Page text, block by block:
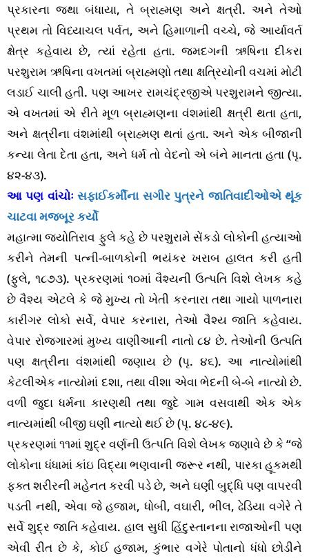
પ્રકારના જથા બંધાયા, તે બ્રાહ્મણ અને ક્ષત્રી. અને તેઓ
પ્રથમ તો વિધ્યાચલ પર્વત, અને હિમાળાની વચ્ચે, જે આર્યાવર્ત
ક્ષેત્ર કહેવાય છે, ત્યાં રહેતા હતા. જમદગની ઋષિના દીકરા
પરશુરામ ઋષિના વખતમાં બ્રાહ્મણો તથા ક્ષત્રિયોની વચમાં મોટી
લડાઈ ચાલી હતી. પણ આખર રામચંદ્રજીએ પરશુરામને જીત્યા.
એ વખતમાં એ રીતે મૂળ બ્રાહ્મણના વંશમાંથી ક્ષત્રી થતા હતા,
અને ક્ષત્રીના વંશમાંથી બ્રાહ્મણ થતાં હતા. અને એક બીજાની
કન્યા લેતા દેતા હતા, અને ધર્મ તો વેદનો એ બંને માનતા હતા (પૃ.
૪૨-૪૩).
આ પણ વાંચોઃસફાઈકર્મીના સગીર પુત્રને જાતિવાદીઓએ થૂંક
ચાટવા મજબૂર કર્યો
મહાત્મા જ્યોતિરાવ ફુલે કહે છે પરશુરામે સેંકડો લોકોની હત્યાઓ
કરીને તેમની પત્ની-બાળકોની ભયંકર ખરાબ હાલત કરી હતી
(ફુલે, ૧૮૭૩). પ્રકરણમાં ૧૦માં વૈશ્યની ઉત્પતિ વિશે લેખક કહે
છે વૈશ્ય એટલે કે જે મુખ્ય તો ખેતી કરનારા તથા ગાયો પાળનારા
કારીગર લોકો સર્વે, વેપાર કરનારા, તેઓ વૈશ્ય જાતિ કહેવાય.
વેપાર રોજગારમાં મુખ્ય વાણીઆની નાતો ૮૪ છે. તેઓની ઉત્પતિ
પણ ક્ષત્રીના વંશમાંથી જણાય છે (પૃ. ૪૬). આ નાત્યોમાંથી
કેટલીએક નાત્યોમાં દશા, તથા વીશા એવા ભેદની બે-બે નાત્યો છે.
વળી જુદા ધર્મના કારણથી તથા જુદે ગામ વસવાથી એક એક
નાત્યમાંથી બીજી ઘણી નાત્યો થઈ છે (પૃ. ૪૮-૪૯).
પ્રકરણમાં ૧૧માં શુદ્ર વર્ણની ઉત્પતિ વિશે લેખક જણાવે છે કે “જે
લોકોના ધંધામાં કાંઇ વિદ્યા ભણવાની જરૂર નથી, પારકા હૂકમથી
ફક્ત શરીરની મહેનત કરવી પડે છે, અને ઘણી બુદ્ધિ પણ વાપરવી
પડતી નથી, એવા જે હજામ, ધોબી, વઘારી, ભીલ, ઢેડિયા વગેરે તે
સર્વે શુદ્ર જાતિ કહેવાય. હાલ સુધી હિંદુસ્તાનના રાજાઓની પણ
એવી રીત છે કે, કોઈ હજામ, કુંભાર વગેરે પોતાનો ધંધો છોડીને